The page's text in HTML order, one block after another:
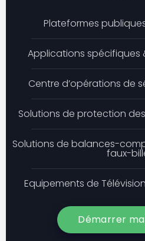
Plateformes
Applications spécifiques
Centre d’opérations de
Solutions de protection
Solutions de balances-
faux-
Equipements de
Démarrer